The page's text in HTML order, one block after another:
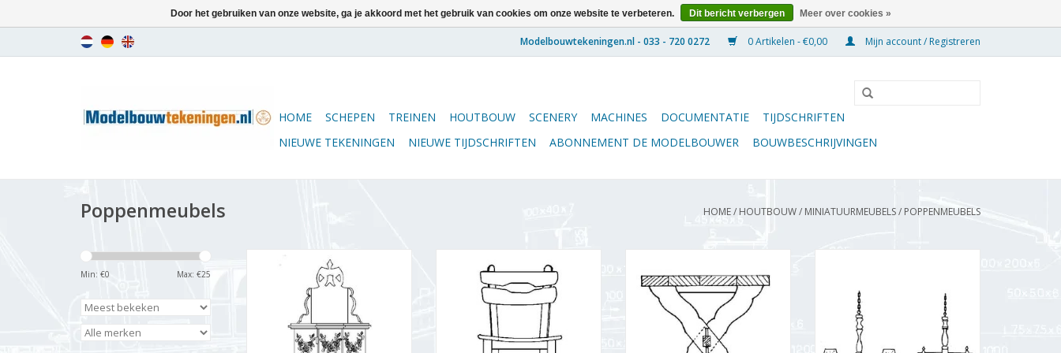
0 Artikelen - €0,00 Mijn account / Registreren
HOME SCHEPEN TREINEN HOUTBOUW SCENERY MACHINES DOCUMENTATIE
TIJDSCHRIFTEN
NIEUWE TEKENINGEN
NIEUWE TIJDSCHRIFTEN ABONNEMENT DE MODELBOUWER BOUWBESCHRIJVINGEN
Poppenmeubels HOME/ HOUTBOUW/ MINIATUURMEUBELS/ POPPENMEUBELS
Min: €0 Max: €25
MBT Kinderstoel uit Marken
(ca.1875) - Bouwtekening Schaal 1
: 12 (40.33.027)
TOEVOEGEN AAN WINKELWAGEN
Bouwtekening Schaal 1 : 12
(40.33.010)
TOEVOEGEN AAN WINKELWAGEN
kruispoten - Bouwtekening Schaal
1 : 12 (40.33.008)
TOEVOEGEN AAN WINKELWAGEN
Schaal 1 : 12 (40.33.046)
TOEVOEGEN AAN WINKELWAGEN
Door het gebruiken van onze website, ga je akkoord met het gebruik van cookies om onze website te verbeteren. Dit bericht verbergen Meer over cookies »